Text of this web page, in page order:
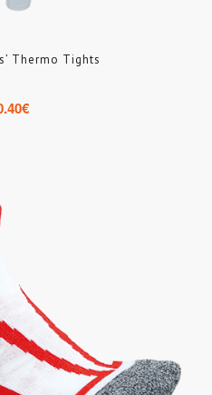
Thermo Tights
€